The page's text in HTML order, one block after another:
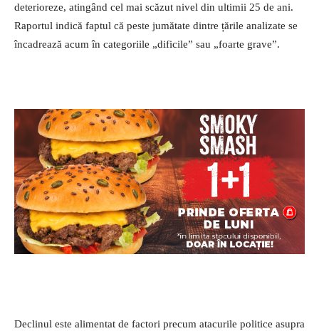
deterioreze, atingând cel mai scăzut nivel din ultimii 25 de ani.
Raportul indică faptul că peste jumătate dintre țările analizate se
încadrează acum în categoriile „dificile” sau „foarte grave”.
Declinul este alimentat de factori precum atacurile politice asupra